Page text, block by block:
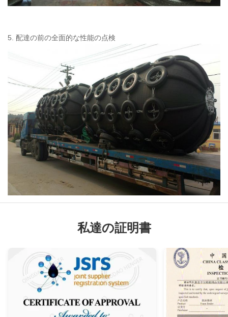
5. 配達の前の全面的な性能の点検
私達の証明書